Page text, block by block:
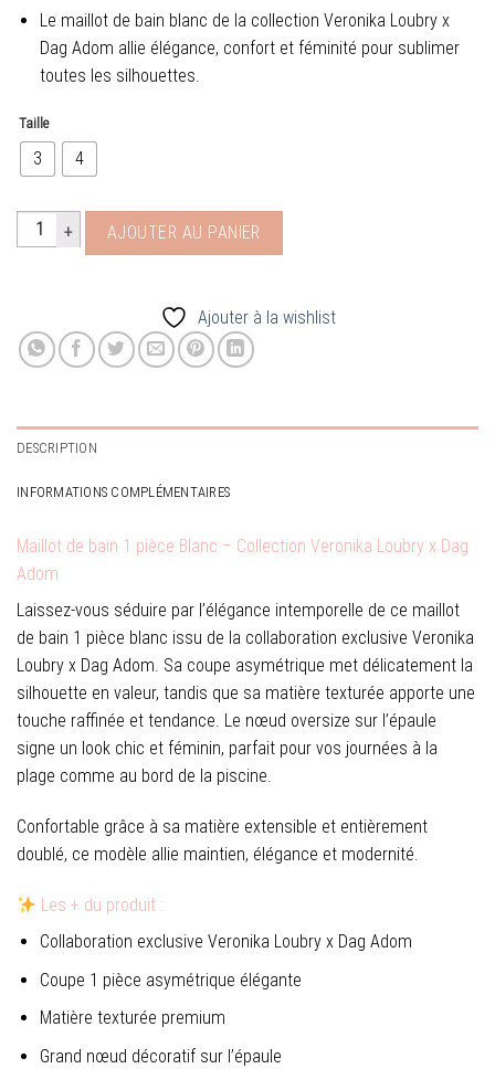
Le maillot de bain blanc de la collection Veronika Loubry x
Dag Adom allie élégance, confort et féminité pour sublimer
toutes les silhouettes.
Taille
3 4
quantité de maillot 1 piece blanc Dag Adom & Veronica Loubry
AJOUTER AU PANIER
Ajouter à la wishlist
DESCRIPTION
INFORMATIONS COMPLÉMENTAIRES
Maillot de bain 1 pièce Blanc – Collection Veronika Loubry x Dag
Adom
Laissez-vous séduire par l’élégance intemporelle de ce maillot
de bain 1 pièce blanc issu de la collaboration exclusive Veronika
Loubry x Dag Adom. Sa coupe asymétrique met délicatement la
silhouette en valeur, tandis que sa matière texturée apporte une
touche raffinée et tendance. Le nœud oversize sur l’épaule
signe un look chic et féminin, parfait pour vos journées à la
plage comme au bord de la piscine.
Confortable grâce à sa matière extensible et entièrement
doublé, ce modèle allie maintien, élégance et modernité.
Les + du produit :
Collaboration exclusive Veronika Loubry x Dag Adom
Coupe 1 pièce asymétrique élégante
Matière texturée premium
Grand nœud décoratif sur l’épaule